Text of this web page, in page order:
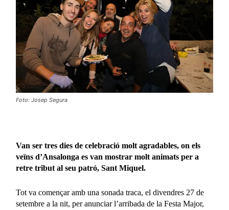
Foto: Josep Segura
Van ser tres dies de celebració molt agradables, on els
veïns d’Ansalonga es van mostrar molt animats per a
retre tribut al seu patró, Sant Miquel.
Tot va començar amb una sonada traca, el divendres 27 de
setembre a la nit, per anunciar l’arribada de la Festa Major,